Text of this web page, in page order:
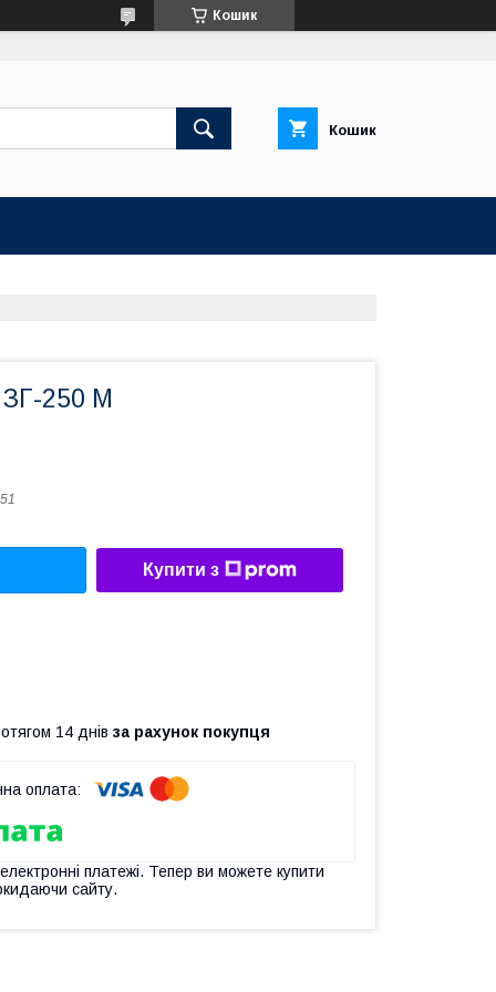
Кошик
Кошик
ЗГ-250 М
Купити з
14 днів за рахунок покупця
платежі. Тепер ви можете купити
сайту.